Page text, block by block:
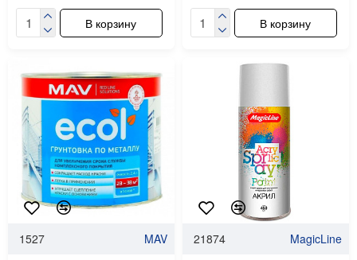
В корзину В корзину
1527 MAV 21874 MagicLine